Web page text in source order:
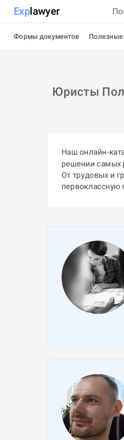
Explawyer
Формы документов Полезные
Юристы
Наш онлайн-
решении самых
От трудовых и
первоклассную